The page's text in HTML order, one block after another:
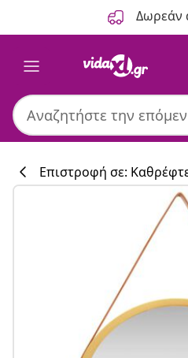
Δωρεάν
#sharemevidaxl
Επιστροφή σε: